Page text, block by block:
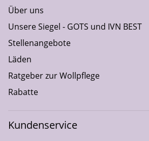
Über uns
Unsere Siegel - GOTS und IVN BEST
Stellenangebote
Läden
Ratgeber zur Wollpflege
Rabatte
Kundenservice